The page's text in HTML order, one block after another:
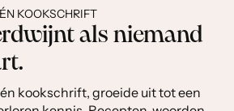
KOOKSCHRIFT
als niemand
kookschrift, groeide uit tot een